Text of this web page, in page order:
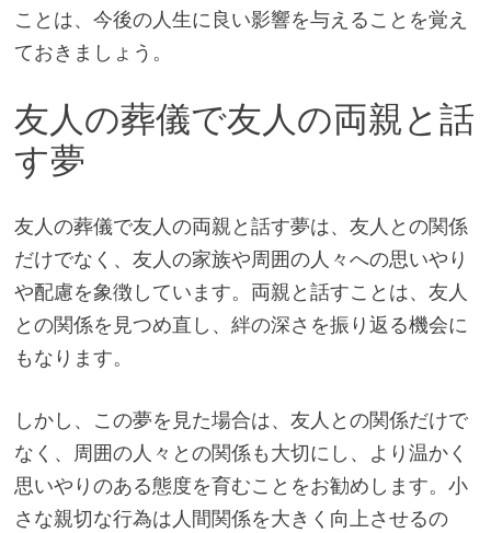
ことは、今後の人生に良い影響を与えることを覚え
ておきましょう。
友人の葬儀で友人の両親と話
す夢
友人の葬儀で友人の両親と話す夢は、友人との関係
だけでなく、友人の家族や周囲の人々への思いやり
や配慮を象徴しています。両親と話すことは、友人
との関係を見つめ直し、絆の深さを振り返る機会に
もなります。
しかし、この夢を見た場合は、友人との関係だけで
なく、周囲の人々との関係も大切にし、より温かく
思いやりのある態度を育むことをお勧めします。小
さな親切な行為は人間関係を大きく向上させるの